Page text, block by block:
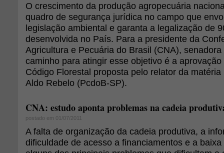
O crescimento da produção agropecuária
quadro de segurança jurídica no campo que
legislação ambiental e garanta a legalização de
desenvolvida no País. Para a presidente da
Agricultura e Pecuária do Brasil (CNA),
caminho para atingir esse objetivo é a
Código Florestal proposta pelo relator da
Aldo Rebelo (PcdoB-SP).
CNA: estudo aponta problemas na cadeia
postado em 01/07/2011
A falta de organização da cadeia produtiva, a
dificuldade de acesso a financiamentos e a